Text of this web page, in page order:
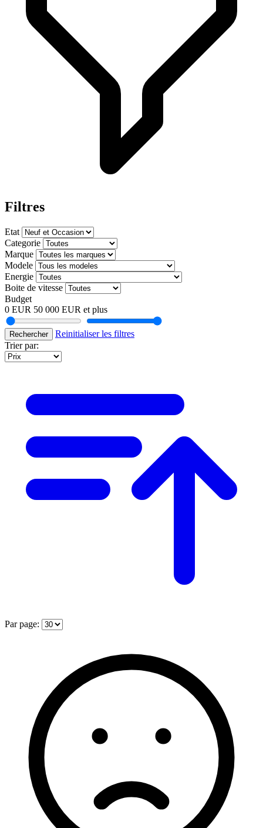
Filtres
Etat
Categorie
Marque
Modele
Energie
Boite de vitesse
Budget
0 EUR 50 000 EUR et plus
Rechercher
Reinitialiser les filtres
Trier par:
Par page: